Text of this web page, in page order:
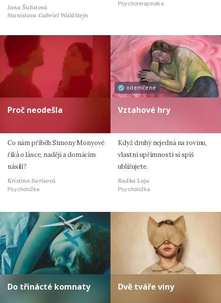
Jana Šulistová
Stanislava Gabriel Waldštejn
Psychoterapeutka
Proč neodešla
Co nám příběh Simony Monyové
říká o lásce, naději a domácím
násilí?
Kristina Sarisová
Psycholožka
odemčené
Vztahové hry
Když druhý nejedná na rovinu,
vlastní upřímností si spíš
ubližujete.
Radka Loja
Psycholožka
Do třinácté komnaty Dvě tváře viny